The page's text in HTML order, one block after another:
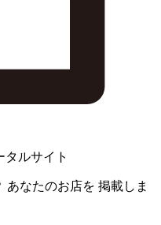
タルサイト
あなたのお店を 掲載しま